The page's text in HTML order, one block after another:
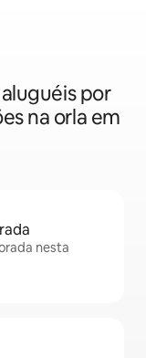
por
na orla em
nesta